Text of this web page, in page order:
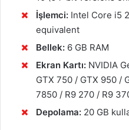
İşlemci: Intel Core i5
equivalent
Bellek: 6 GB RAM
Ekran Kartı: NVIDIA
GTX 750 / GTX 950 /
7850 / R9 270 / R9
Depolama: 20 GB